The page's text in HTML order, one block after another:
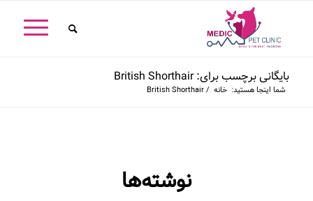
بایگانی برچسب برای: ‭ ‬British‭ ‬Shorthair‭‬
شما اینجا هستید: خانه /
‭ ‬British‭ ‬Shorthair‭‬
نوشته‌ها